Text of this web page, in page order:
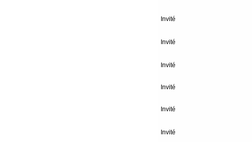
Invité
Invité
Invité
Invité
Invité
Invité